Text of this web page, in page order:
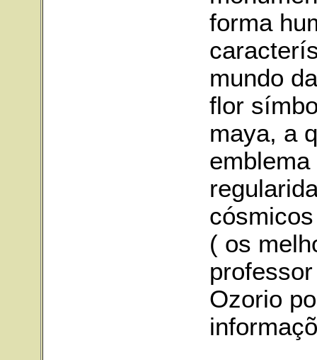
forma
mundo
flor
maya, a
cósmicos
( os
Ozorio